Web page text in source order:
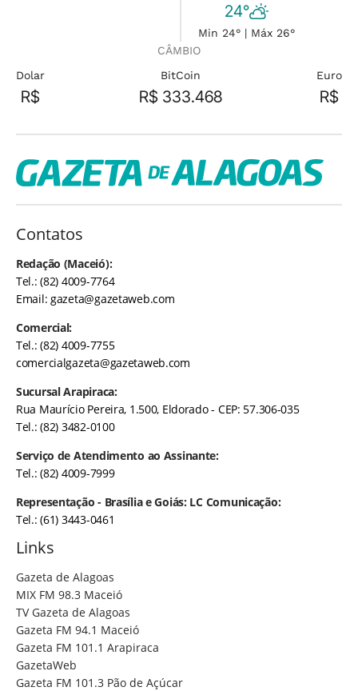
24°
Min 24° | Máx 26°
CÂMBIO
Dolar
R$
BitCoin
R$ 333.468
Euro
R$
Contatos
Redação (Maceió):
Tel.: (82) 4009-7764
Email:gazeta@gazetaweb.com
Comercial:
Tel.: (82) 4009-7755
comercialgazeta@gazetaweb.com
Sucursal Arapiraca:
Rua Maurício Pereira, 1.500, Eldorado - CEP: 57.306-035
Tel.: (82) 3482-0100
Serviço de Atendimento ao Assinante:
Tel.: (82) 4009-7999
Representação - Brasília e Goiás: LC Comunicação:
Tel.: (61) 3443-0461
Links
Gazeta de Alagoas
MIX FM 98.3 Maceió
TV Gazeta de Alagoas
Gazeta FM 94.1 Maceió
Gazeta FM 101.1 Arapiraca
GazetaWeb
Gazeta FM 101.3 Pão de Açúcar